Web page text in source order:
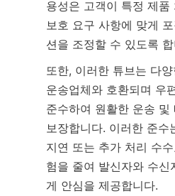
용성은 고객이 특정 제품
보호 요구 사항에 맞게
션을 조정할 수 있도록
또한, 이러한 튜브는 다
운송업체와 호환되며 우
준수하여 원활한 운송 및
보장합니다. 이러한 준수
지연 또는 추가 처리 수
험을 줄여 발신자와 수신
게 안심을 제공합니다.